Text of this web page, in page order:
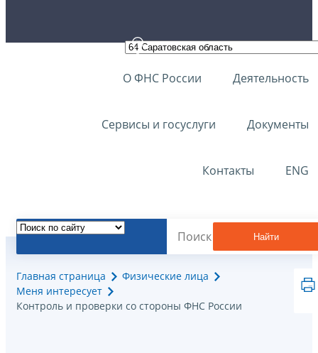
О ФНС России Деятельность
Сервисы и госуслуги Документы
Контакты ENG
Найти
Главная страница
Физические лица
Меня интересует
Контроль и проверки со стороны ФНС России